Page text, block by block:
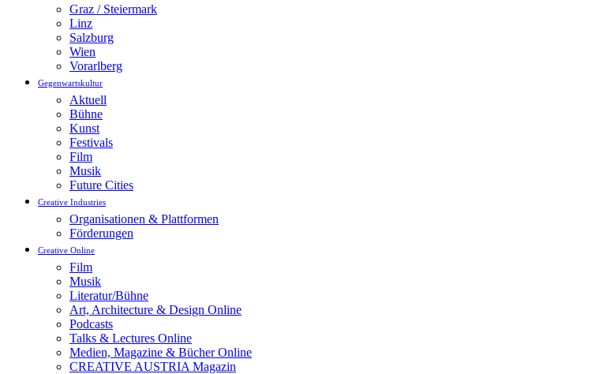
Graz / Steiermark
Linz
Salzburg
Wien
Vorarlberg
Gegenwartskultur
Aktuell
Bühne
Kunst
Festivals
Film
Musik
Future Cities
Creative Industries
Organisationen & Plattformen
Förderungen
Creative Online
Film
Musik
Literatur/Bühne
Art, Architecture & Design Online
Podcasts
Talks & Lectures Online
Medien, Magazine & Bücher Online
CREATIVE AUSTRIA Magazin